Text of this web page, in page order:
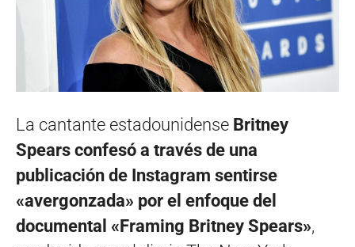
La cantante estadounidense Britney
Spears confesó a través de una
publicación de Instagram sentirse
«avergonzada» por el enfoque del
documental «Framing Britney Spears»,